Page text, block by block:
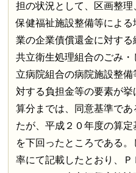
担の状況として、区画整
保健福祉施設整備等によ
業の企業債償還金に対す
共立衛生処理組合のごみ
立病院組合の病院施設整
対する負担金等の要素が
算分までは、同意基準で
たが、平成２０年度の算
を下回ったところである
率にて記載したとおり、